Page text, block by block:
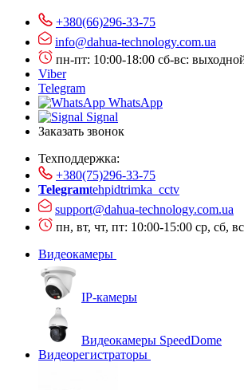
+380(66)296-33-75
info@dahua-technology.com.ua
пн-пт: 10:00-18:00 сб-вс:
Viber
Telegram
WhatsApp
Signal
Заказать звонок
Техподдержка:
+380(75)296-33-75
Telegramtehpidtrimka_cctv
support@dahua-technology.com.ua
пн, вт, чт, пт: 10:00-15:00 ср, сб,
Видеокамеры
IP-камеры
Видеокамеры SpeedDome
Видеорегистраторы